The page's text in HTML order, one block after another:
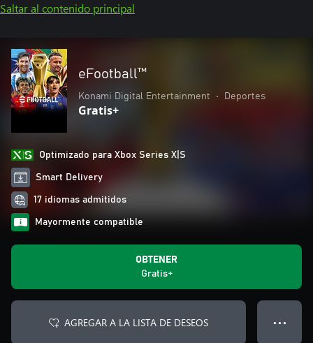
Saltar al contenido principal
eFootball™
Konami Digital Entertainment • Deportes
Gratis+
Optimizado para Xbox Series X|S
Smart Delivery
17 idiomas admitidos
Mayormente compatible
OBTENER
Gratis+
AGREGAR A LA LISTA DE DESEOS ● ● ●